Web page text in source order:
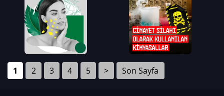
1 2 3 4 5 > Son Sayfa